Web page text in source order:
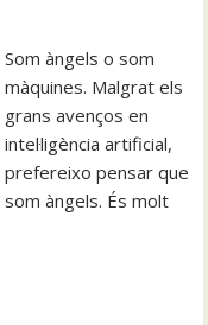
Som àngels o som
màquines. Malgrat els
grans avenços en
intel·ligència artificial,
prefereixo pensar que
som àngels. És molt